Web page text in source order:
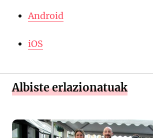
Android
iOS
Albiste erlazionatuak